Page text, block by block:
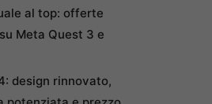
al top: offerte
Meta Quest 3 e
design rinnovato,